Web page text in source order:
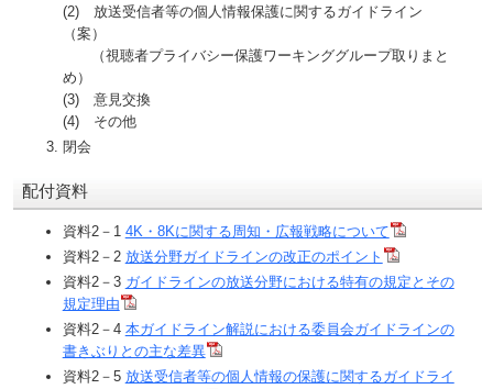
(2) 放送受信者等の個人情報保護に関するガイドライン
（案）
（視聴者プライバシー保護ワーキンググループ取りまと
め）
(3) 意見交換
(4) その他
閉会
配付資料
資料2－1 4K・8Kに関する周知・広報戦略について
資料2－2 放送分野ガイドラインの改正のポイント
資料2－3 ガイドラインの放送分野における特有の規定とその
規定理由
資料2－4 本ガイドライン解説における委員会ガイドラインの
書きぶりとの主な差異
資料2－5 放送受信者等の個人情報の保護に関するガイドライ